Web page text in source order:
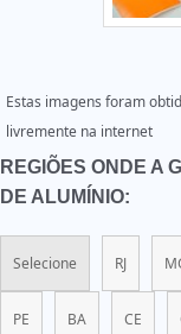
Estas imagens foram
livremente na internet
REGIÕES ONDE A
DE ALUMÍNIO:
Selecione RJ
PE BA CE